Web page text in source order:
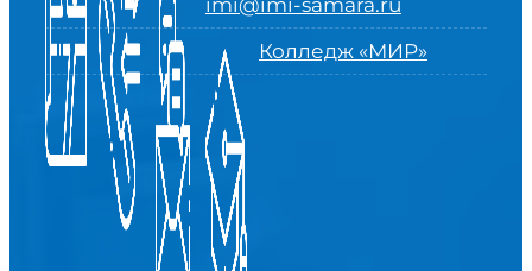
imi@imi-samara.ru
Колледж «МИР»